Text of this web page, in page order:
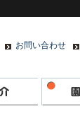
お問い合わせ